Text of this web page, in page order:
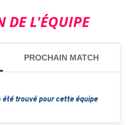
DE L'ÉQUIPE